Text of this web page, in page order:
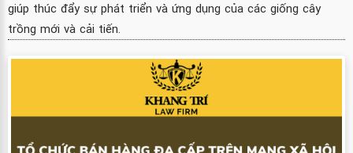
giúp thúc đẩy sự phát triển và ứng dụng của các giống cây
trồng mới và cải tiến.